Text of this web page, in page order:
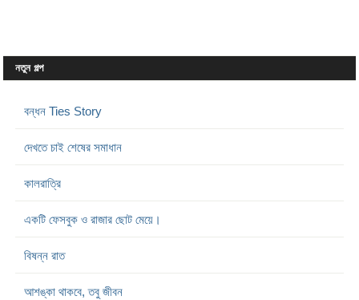
নতুন গল্প
বন্ধন Ties Story
দেখতে চাই শেষের সমাধান
কালরাত্রি
একটি ফেসবুক ও রাজার ছোট মেয়ে।
বিষন্ন রাত
আশঙ্কা থাকবে, তবু জীবন